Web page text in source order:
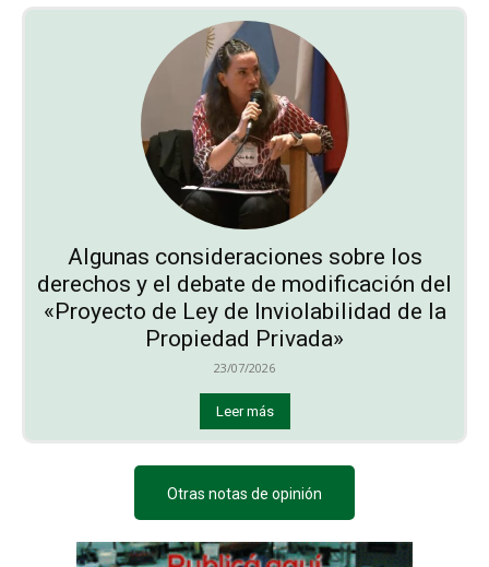
Algunas consideraciones sobre los
derechos y el debate de modificación del
«Proyecto de Ley de Inviolabilidad de la
Propiedad Privada»
23/07/2026
Leer más
Otras notas de opinión